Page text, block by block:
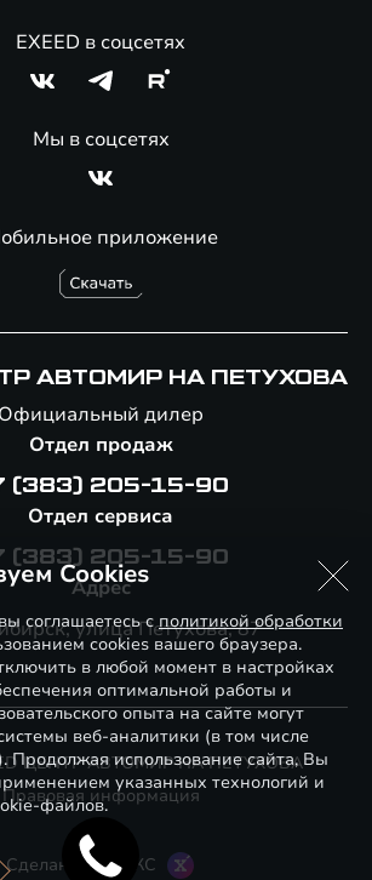
приложение
EXEED в соцсетях
Мы в соцсетях
АВТОМИР НА ПЕТУХОВА
Официальный дилер
Отдел продаж
(383) 205-15-90
Отдел сервиса
(383) 205-15-90
Адрес
улица Петухова, 87
ЦЕНТР АВТОМИР НА ПЕТУХОВА
Правовая информация
Сделано в ПЕРКС
Cookies
соглашаетесь сполитикой обработки
cookies вашего браузера.
в любой момент в настройках
оптимальной работы и
опыта на сайте могут
веб-аналитики (в том числе
Продолжая использование сайта, Вы
указанных технологий и
файлов.